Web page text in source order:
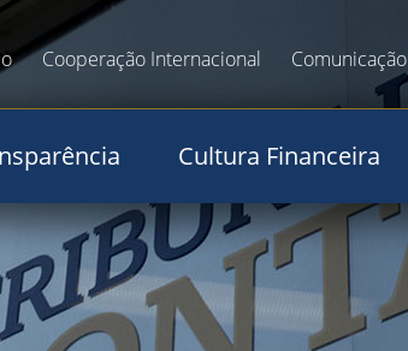
Cooperação Internacional Comunicação
Cultura Financeira